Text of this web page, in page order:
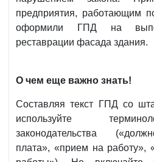
предприятия, работающим
оформили ГПД на
реставрации фасада здания.
О чем еще важно знать!
Составляя текст ГПД со
используйте
законодательства
плата», «прием на работу»,